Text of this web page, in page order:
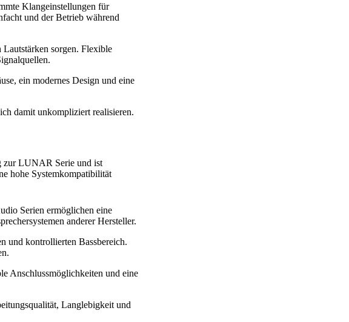
Klangeinstellungen für
und der Betrieb während
sorgen. Flexible
ein modernes Design und eine
damit unkompliziert realisieren.
zur LUNAR Serie und ist
hohe Systemkompatibilität
Serien ermöglichen eine
anderer Hersteller.
und kontrollierten Bassbereich.
Anschlussmöglichkeiten und eine
Langlebigkeit und